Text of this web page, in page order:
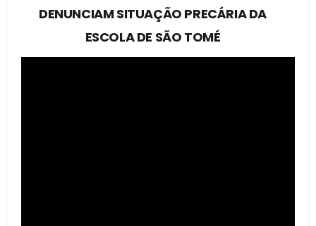
DENUNCIAM SITUAÇÃO PRECÁRIA DA
ESCOLA DE SÃO TOMÉ